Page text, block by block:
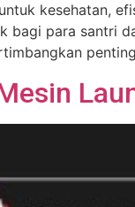
kesehatan,
bagi para santri